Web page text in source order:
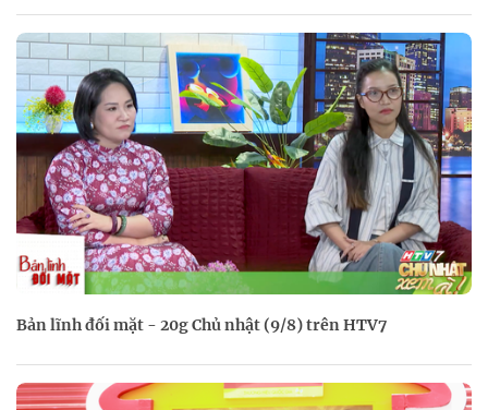
Bản lĩnh đối mặt - 20g Chủ nhật (9/8) trên HTV7